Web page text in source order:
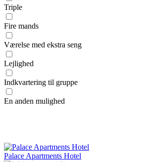
Triple
Fire mands
Værelse med ekstra seng
Lejlighed
Indkvartering til gruppe
En anden mulighed
Palace Apartments Hotel